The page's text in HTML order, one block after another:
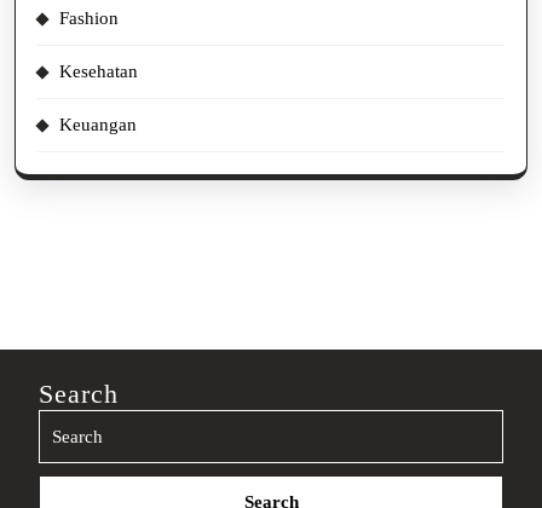
Fashion
Kesehatan
Keuangan
Search
Search